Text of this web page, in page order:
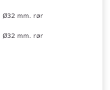
Ø32 mm. rør
Ø32 mm. rør